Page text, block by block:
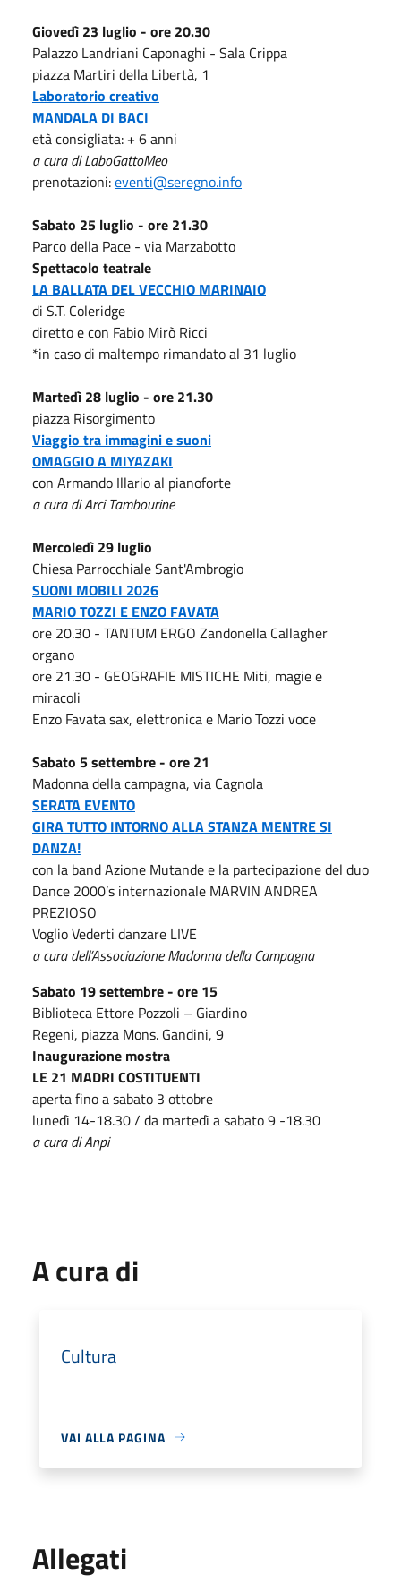
Giovedì 23 luglio - ore 20.30
Palazzo Landriani Caponaghi - Sala Crippa
piazza Martiri della Libertà, 1
Laboratorio creativo
MANDALA DI BACI
età consigliata: + 6 anni
a cura di LaboGattoMeo
prenotazioni:eventi@seregno.info
Sabato 25 luglio - ore 21.30
Parco della Pace - via Marzabotto
Spettacolo teatrale
LA BALLATA DEL VECCHIO MARINAIO
di S.T. Coleridge
diretto e con Fabio Mirò Ricci
*in caso di maltempo rimandato al 31 luglio
Martedì 28 luglio - ore 21.30
piazza Risorgimento
Viaggio tra immagini e suoni
OMAGGIO A MIYAZAKI
con Armando Illario al pianoforte
a cura di Arci Tambourine
Mercoledì 29 luglio
Chiesa Parrocchiale Sant'Ambrogio
SUONI MOBILI 2026
MARIO TOZZI E ENZO FAVATA
ore 20.30 - TANTUM ERGO Zandonella Callagher
organo
ore 21.30 - GEOGRAFIE MISTICHE Miti, magie e
miracoli
Enzo Favata sax, elettronica e Mario Tozzi voce
Sabato 5 settembre - ore 21
Madonna della campagna, via Cagnola
SERATA EVENTO
GIRA TUTTO INTORNO ALLA STANZA MENTRE SI
DANZA!
con la band Azione Mutande e la partecipazione del duo
Dance 2000’s internazionale MARVIN ANDREA
PREZIOSO
Voglio Vederti danzare LIVE
a cura dell’Associazione Madonna della Campagna
Sabato 19 settembre - ore 15
Biblioteca Ettore Pozzoli – Giardino
Regeni, piazza Mons. Gandini, 9
Inaugurazione mostra
LE 21 MADRI COSTITUENTI
aperta fino a sabato 3 ottobre
lunedì 14-18.30 / da martedì a sabato 9 -18.30
a cura di Anpi
A cura di
Cultura
VAI ALLA PAGINA
Allegati